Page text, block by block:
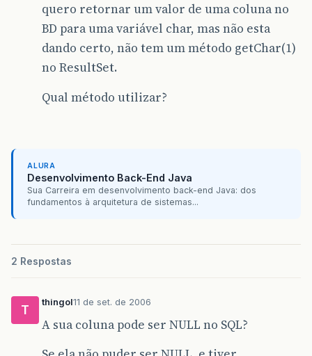
quero retornar um valor de uma coluna no
BD para uma variável char, mas não esta
dando certo, não tem um método getChar(1)
no ResultSet.
Qual método utilizar?
ALURA
Desenvolvimento Back-End Java
Sua Carreira em desenvolvimento back-end Java: dos
fundamentos à arquitetura de sistemas...
2 Respostas
T
thingol11 de set. de 2006
A sua coluna pode ser NULL no SQL?